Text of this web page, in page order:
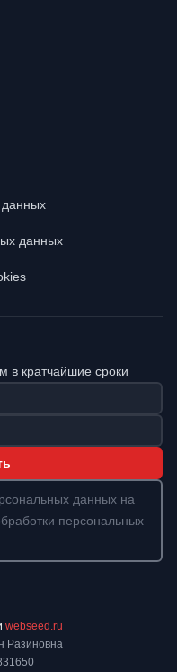
данных
данных
в кратчайшие сроки
данных на
персональных
Разиновна
webseed.ru